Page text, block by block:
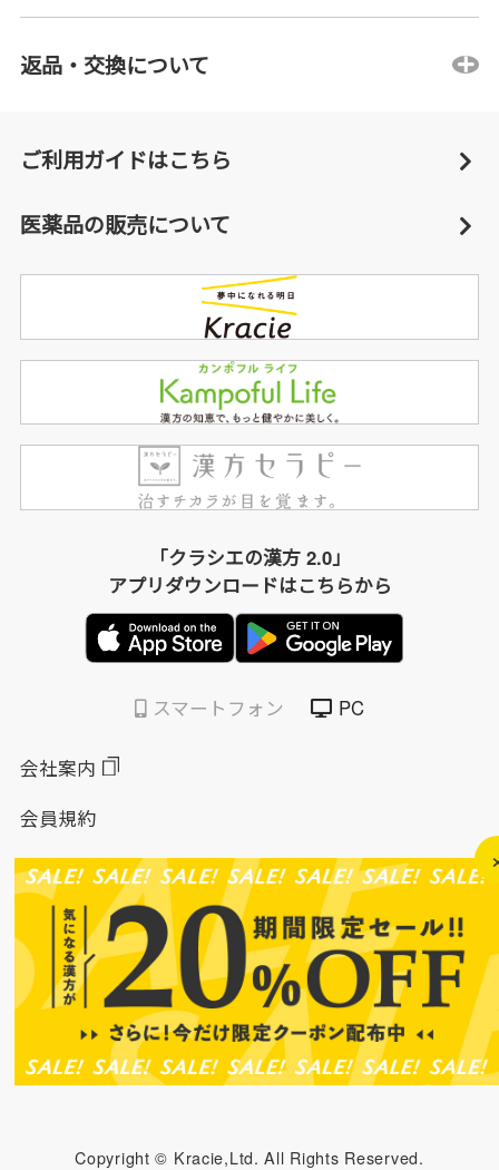
返品・交換について
ご利用ガイドはこちら
医薬品の販売について
「クラシエの漢方 2.0」
アプリダウンロードはこちらから
スマートフォン PC
会社案内
会員規約
個人情報保護方針
特定商取引法に基づく表示
このサイトについて
ソーシャルメディアポリシー
ソーシャルメディア規約
Copyright © Kracie,Ltd. All Rights Reserved.